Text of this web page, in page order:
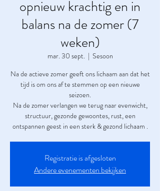
opnieuw krachtig en in
balans na de zomer (7
weken)
mar. 30 sept.
  |
Sesoon
Na de actieve zomer geeft ons lichaam aan dat het
tijd is om ons af te stemmen op een nieuwe
seizoen.
Na de zomer verlangen we terug naar evenwicht,
structuur, gezonde gewoontes, rust, een
ontspannen geest in een sterk & gezond lichaam .
Registratie is afgesloten
Andere evenementen bekijken